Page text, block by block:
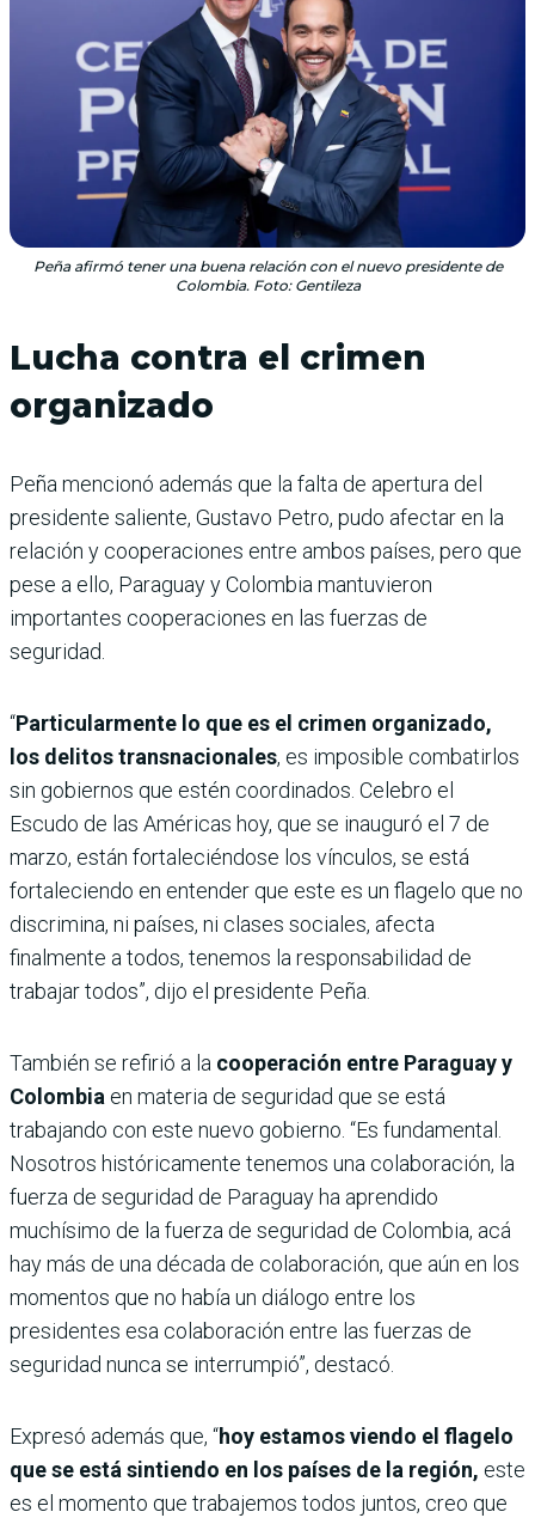
Peña afirmó tener una buena relación con el nuevo presidente de
Colombia. Foto: Gentileza
Lucha contra el crimen
organizado
Peña mencionó además que la falta de apertura del
presidente saliente, Gustavo Petro, pudo afectar en la
relación y cooperaciones entre ambos países, pero que
pese a ello, Paraguay y Colombia mantuvieron
importantes cooperaciones en las fuerzas de
seguridad.
“Particularmente lo que es el crimen organizado,
los delitos transnacionales, es imposible combatirlos
sin gobiernos que estén coordinados. Celebro el
Escudo de las Américas hoy, que se inauguró el 7 de
marzo, están fortaleciéndose los vínculos, se está
fortaleciendo en entender que este es un flagelo que no
discrimina, ni países, ni clases sociales, afecta
finalmente a todos, tenemos la responsabilidad de
trabajar todos”, dijo el presidente Peña.
También se refirió a la cooperación entre Paraguay y
Colombia en materia de seguridad que se está
trabajando con este nuevo gobierno. “Es fundamental.
Nosotros históricamente tenemos una colaboración, la
fuerza de seguridad de Paraguay ha aprendido
muchísimo de la fuerza de seguridad de Colombia, acá
hay más de una década de colaboración, que aún en los
momentos que no había un diálogo entre los
presidentes esa colaboración entre las fuerzas de
seguridad nunca se interrumpió”, destacó.
Expresó además que, “hoy estamos viendo el flagelo
que se está sintiendo en los países de la región, este
es el momento que trabajemos todos juntos, creo que